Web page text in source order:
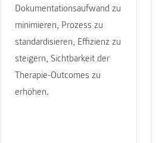
Dokumentationsaufwand zu
minimieren, Prozess zu
standardisieren, Effizienz zu
steigern, Sichtbarkeit der
Therapie-Outcomes zu
erhöhen.